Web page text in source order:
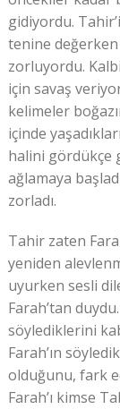
gidiyordu.
tenine değerken
zorluyordu.
için savaş
kelimeler
içinde
halini gördükçe
ağlamaya
zorladı.
Tahir zaten
yeniden
uyurken sesli
Farah’tan
söylediklerini
Farah’ın
olduğunu, fark
Farah’ı kimse